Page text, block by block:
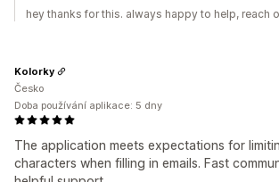
hey thanks for this. always happy to help, reach
The application meets expectations for
characters when filling in emails. Fast
Kolorky
Česko
Doba používání aplikace: 5 dny